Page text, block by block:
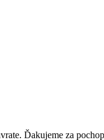
Ďakujeme za